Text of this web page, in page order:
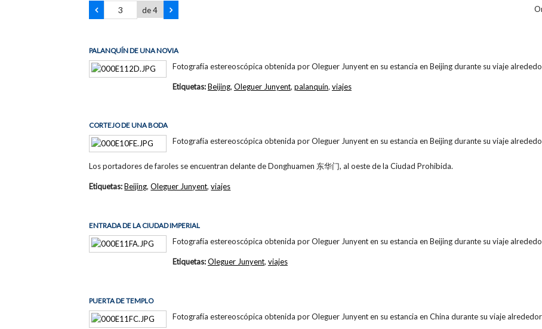
de 4
PALANQUÍN DE UNA NOVIA
Fotografía estereoscópica obtenida por Oleguer Junyent en su estancia en Beijing durante su viaje
Etiquetas:Beijing, Oleguer Junyent, palanquín, viajes
CORTEJO DE UNA BODA
Fotografía estereoscópica obtenida por Oleguer Junyent en su estancia en Beijing durante su viaje
Los portadores de faroles se encuentran delante de Donghuamen 东华门, al oeste de la Ciudad Prohibida.
Etiquetas:Beijing,Oleguer Junyent,viajes
ENTRADA DE LA CIUDAD IMPERIAL
Fotografía estereoscópica obtenida por Oleguer Junyent en su estancia en Beijing durante su viaje
Etiquetas:Oleguer Junyent, viajes
PUERTA DE TEMPLO
Fotografía estereoscópica obtenida por Oleguer Junyent en su estancia en China durante su viaje